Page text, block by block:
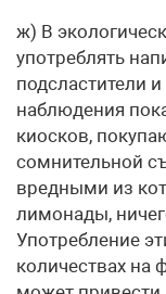
ж) В
употреблять
подсластители
наблюдения
киосков,
сомнительной
вредными из
лимонады,
Употребление
количествах на